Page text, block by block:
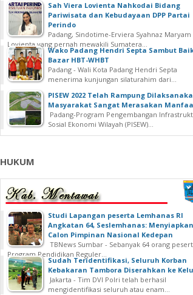
Sah Viera Lovienta Nahkodai Bidang
Pariwisata dan Kebudayaan DPP Partai
Perindo
Padang, Sindotime-Erviera Syahnaz Maryam
Lovienta yang pernah mewakili Sumatera...
Wako Padang Hendri Septa Sambut
Bazar HBT-WHBT
Padang - Wali Kota Padang Hendri Septa
menerima kunjungan silaturahim dari...
PISEW 2022 Telah Rampung
Masyarakat Sangat Merasakan
Padang-Program Pengembangan
Sosial Ekonomi Wilayah (PISEW)...
HUKUM
Studi Lapangan peserta Lemhanas RI
Angkatan 64, Seslemhanas: Menyiapkan
Calon Pimpinan Nasional Kedepan
TBNews Sumbar - Sebanyak 64 orang
Program Pendidikan Reguler...
Sudah Teridentifikasi, Seluruh Korban
Kebakaran Tambora Diserahkan ke
Jakarta - Tim DVI Polri telah berhasil
mengidentifikasi seluruh atau enam...